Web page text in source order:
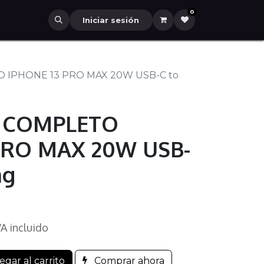
Iniciar sesión
0
IPHONE 13 PRO MAX 20W USB-C to
MAX 20W USB-
incluido
al carrito Comprar ahora